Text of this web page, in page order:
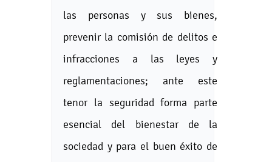
las personas y sus bienes,
prevenir la comisión de delitos e
infracciones a las leyes y
reglamentaciones; ante este
tenor la seguridad forma parte
esencial del bienestar de la
sociedad y para el buen éxito de